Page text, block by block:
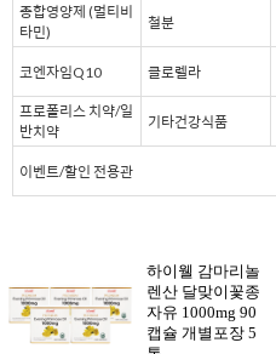
종합영양제 (멀티비
타민)
철분
코엔자임Q10 클로렐라
프로폴리스 치약/일
반치약
기타건강식품
이벤트/할인 전용관
하이웰 감마리놀
렌산 달맞이꽃종
자유 1000mg 90
캡슐 개별포장 5